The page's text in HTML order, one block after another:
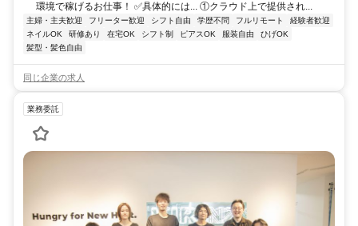
環境で稼げるお仕事！ ✅具体的には... ①クラウド上で提供され...
主婦・主夫歓迎 フリーター歓迎 シフト自由 学歴不問 フルリモート
経験者歓迎
ネイルOK
研修あり 在宅OK シフト制 ピアスOK 服装自由
ひげOK
髪型・髪色自由
同じ企業の求人
業務委託